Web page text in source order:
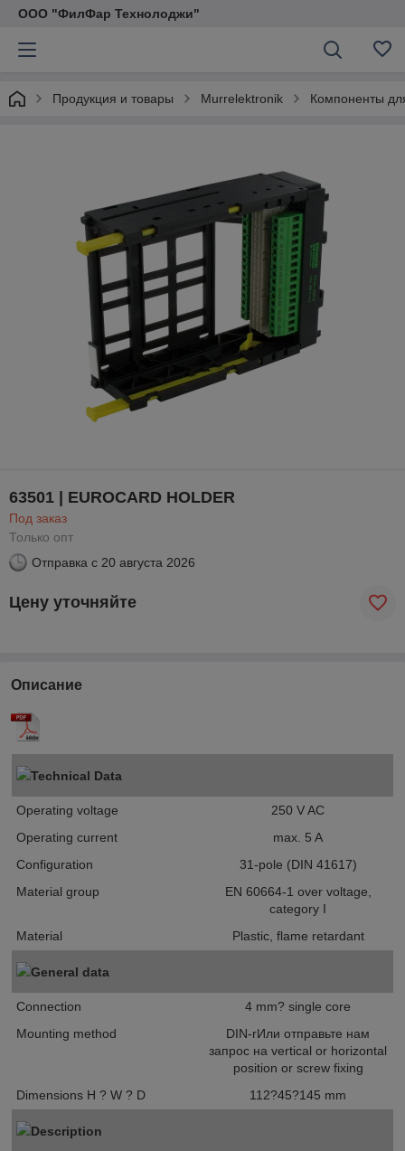
ООО "ФилФар Технолоджи"
Продукция и товары Murrelektronik Компоненты
63501 | EUROCARD HOLDER
Под заказ
Только опт
Отправка с 20 августа 2026
Цену уточняйте
Описание
Technical Data
Operating voltage
250 V AC
Operating current
max. 5 A
Configuration
31-pole (DIN 41617)
Material group
EN 60664-1 over voltage,
category I
Material
Plastic, flame retardant
General data
Connection
4 mm? single core
Mounting method
DIN-rИли отправьте нам
запрос на vertical or horizontal
position or screw fixing
Dimensions H ? W ? D
112?45?145 mm
Description